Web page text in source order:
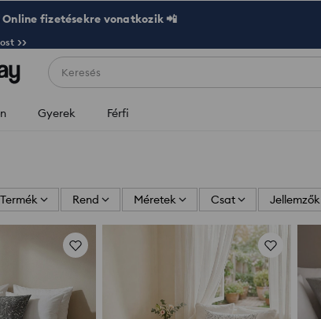
Online fizetésekre vonatkozik 📲
>>
Keresés
Gyerek Férfi
Termék Rend Méretek Csat Jellemzők